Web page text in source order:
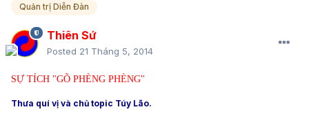
Quản trị Diễn Đàn
Thiên Sứ
Posted 21 Tháng 5, 2014
SỰ TÍCH "GÕ PHÈNG PHÈNG"
Thưa quí vị và chủ topic Túy Lão.